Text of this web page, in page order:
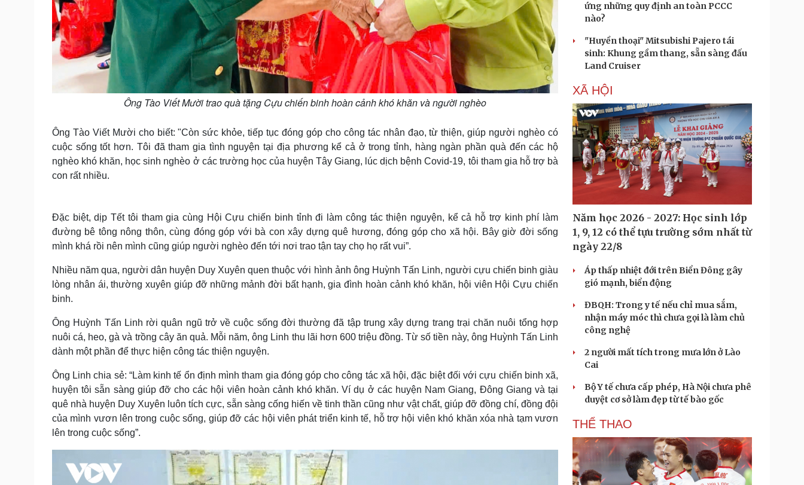
Ông Tào Viết Mười trao quà tặng Cựu chiến binh hoàn cảnh khó khăn và người nghèo
Ông Tào Viết Mười cho biết: "Còn sức khỏe, tiếp tục đóng góp cho công tác nhân đạo, từ thiện, giúp người nghèo có
cuộc sống tốt hơn. Tôi đã tham gia tình nguyện tại địa phương kể cả ở trong tỉnh, hàng ngàn phần quà đến các hộ
nghèo khó khăn, học sinh nghèo ở các trường học của huyện Tây Giang, lúc dịch bệnh Covid-19, tôi tham gia hỗ trợ bà
con rất nhiều.
Đặc biệt, dịp Tết tôi tham gia cùng Hội Cựu chiến binh tỉnh đi làm công tác thiện nguyện, kể cả hỗ trợ kinh phí làm
đường bê tông nông thôn, cùng đóng góp với bà con xây dựng quê hương, đóng góp cho xã hội. Bây giờ đời sống
mình khá rồi nên mình cũng giúp người nghèo đến tới nơi trao tận tay chọ họ rất vui”.
Nhiều năm qua, người dân huyện Duy Xuyên quen thuộc với hình ảnh ông Huỳnh Tấn Linh, người cựu chiến binh giàu
lòng nhân ái, thường xuyên giúp đỡ những mảnh đời bất hạnh, gia đình hoàn cảnh khó khăn, hội viên Hội Cựu chiến
binh.
Ông Huỳnh Tấn Linh rời quân ngũ trở về cuộc sống đời thường đã tập trung xây dựng trang trại chăn nuôi tổng hợp
nuôi cá, heo, gà và trồng cây ăn quả. Mỗi năm, ông Linh thu lãi hơn 600 triệu đồng. Từ số tiền này, ông Huỳnh Tấn Linh
dành một phần để thực hiện công tác thiện nguyện.
Ông Linh chia sẻ: “Làm kinh tế ổn định mình tham gia đóng góp cho công tác xã hội, đặc biệt đối với cựu chiến binh xã,
huyện tôi sẵn sàng giúp đỡ cho các hội viên hoàn cảnh khó khăn. Ví dụ ở các huyện Nam Giang, Đông Giang và tại
quê nhà huyện Duy Xuyên luôn tích cực, sẵn sàng cống hiến về tinh thần cũng như vật chất, giúp đỡ đồng chí, đồng đội
của mình vươn lên trong cuộc sống, giúp đỡ các hội viên phát triển kinh tế, hỗ trợ hội viên khó khăn xóa nhà tạm vươn
lên trong cuộc sống”.
ứng những quy định an toàn PCCC
nào?
"Huyền thoại" Mitsubishi Pajero tái
sinh: Khung gầm thang, sẵn sàng đấu
Land Cruiser
XÃ HỘI
Năm học 2026 - 2027: Học sinh lớp
1, 9, 12 có thể tựu trường sớm nhất từ
ngày 22/8
Áp thấp nhiệt đới trên Biển Đông gây
gió mạnh, biển động
ĐBQH: Trong y tế nếu chỉ mua sắm,
nhận máy móc thì chưa gọi là làm chủ
công nghệ
2 người mất tích trong mưa lớn ở Lào
Cai
Bộ Y tế chưa cấp phép, Hà Nội chưa phê
duyệt cơ sở làm đẹp từ tế bào gốc
THỂ THAO